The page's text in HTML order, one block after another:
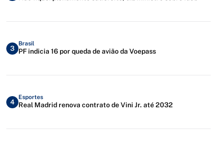
3
Brasil
PF indicia 16 por queda de avião da Voepass
4
Esportes
Real Madrid renova contrato de Vini Jr. até 2032